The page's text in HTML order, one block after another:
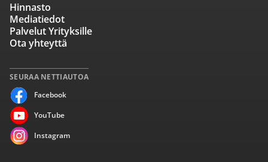
SEURAA NETTIAUTOA
Facebook
YouTube
Instagram
Hinnasto
Mediatiedot
Palvelut Yrityksille
Ota yhteyttä